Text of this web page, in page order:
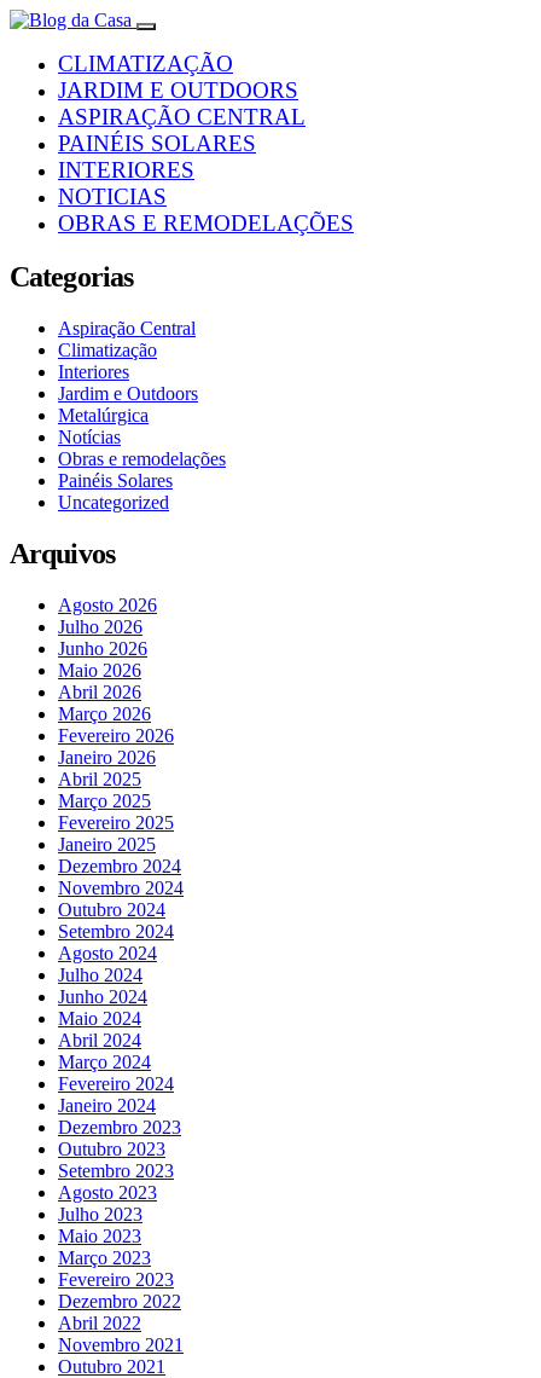
CLIMATIZAÇÃO
JARDIM E OUTDOORS
ASPIRAÇÃO CENTRAL
PAINÉIS SOLARES
INTERIORES
NOTICIAS
OBRAS E REMODELAÇÕES
Categorias
Aspiração Central
Climatização
Interiores
Jardim e Outdoors
Metalúrgica
Notícias
Obras e remodelações
Painéis Solares
Uncategorized
Arquivos
Agosto 2026
Julho 2026
Junho 2026
Maio 2026
Abril 2026
Março 2026
Fevereiro 2026
Janeiro 2026
Abril 2025
Março 2025
Fevereiro 2025
Janeiro 2025
Dezembro 2024
Novembro 2024
Outubro 2024
Setembro 2024
Agosto 2024
Julho 2024
Junho 2024
Maio 2024
Abril 2024
Março 2024
Fevereiro 2024
Janeiro 2024
Dezembro 2023
Outubro 2023
Setembro 2023
Agosto 2023
Julho 2023
Maio 2023
Março 2023
Fevereiro 2023
Dezembro 2022
Abril 2022
Novembro 2021
Outubro 2021